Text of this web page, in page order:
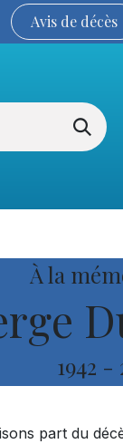
Avis de décès
À la
1942 -
part du